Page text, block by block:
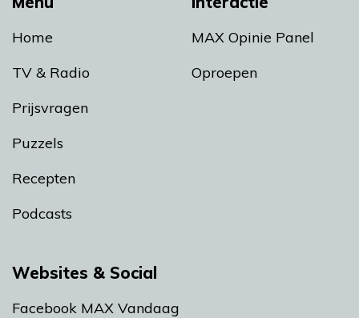
Home
TV & Radio
Prijsvragen
Puzzels
Recepten
Podcasts
MAX Opinie Panel
Oproepen
Websites & Social
Facebook MAX Vandaag